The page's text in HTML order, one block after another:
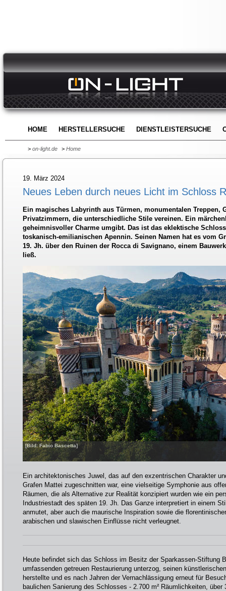
HOME HERSTELLERSUCHE DIENSTLEISTERSUCHE
> on-light.de > Home
19. März 2024
Neues Leben durch neues Licht im Schloss
Ein magisches Labyrinth aus Türmen, monumentalen Treppen,
Privatzimmern, die unterschiedliche Stile vereinen. Ein
geheimnisvoller Charme umgibt. Das ist das eklektische
toskanisch-emilianischen Apennin. Seinen Namen hat es vom
19. Jh. über den Ruinen der Rocca di Savignano, einem
ließ.
[Bild: Fabio Bascetta]
Ein architektonisches Juwel, das auf den exzentrischen Charakter
Grafen Mattei zugeschnitten war, eine vielseitige Symphonie aus
Räumen, die als Alternative zur Realität konzipiert wurden wie ein
Industriestadt des späten 19. Jh. Das Ganze interpretiert in einem
anmutet, aber auch die maurische Inspiration sowie die
arabischen und slawischen Einflüsse nicht verleugnet.
Heute befindet sich das Schloss im Besitz der Sparkassen-Stiftung
umfassenden getreuen Restaurierung unterzog, seinen
herstellte und es nach Jahren der Vernachlässigung erneut für
baulichen Sanierung des Schlosses - 2.700 m² Räumlichkeiten, über